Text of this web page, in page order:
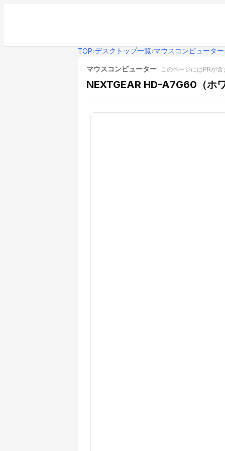
TOP›デスクトップ一覧›マウスコンピューター
マウスコンピューター このページにはPRが含
NEXTGEAR HD-A7G60（ホ